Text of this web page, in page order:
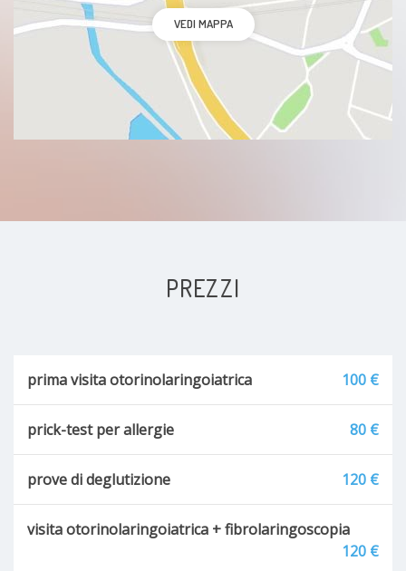
VEDI MAPPA
PREZZI
prima visita otorinolaringoiatrica 100 €
prick-test per allergie 80 €
prove di deglutizione 120 €
visita otorinolaringoiatrica + fibrolaringoscopia
120 €